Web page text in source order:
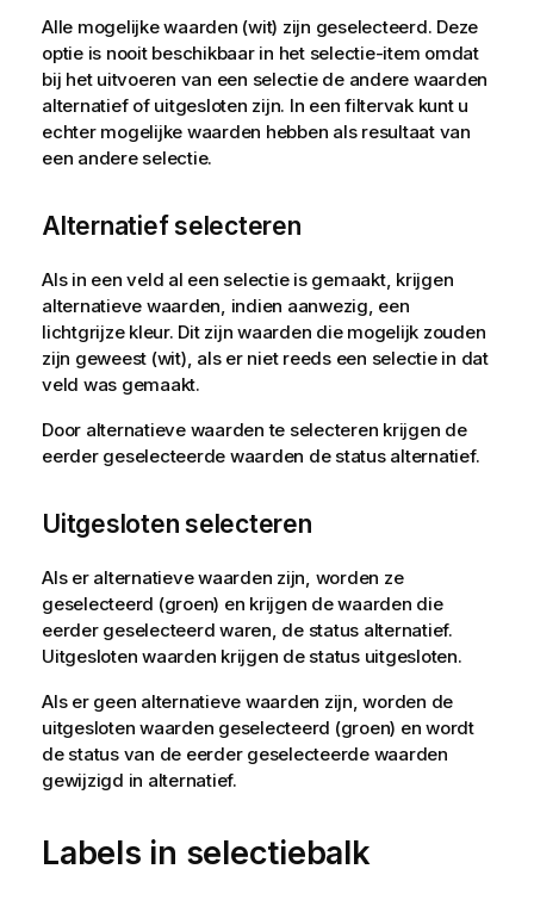
Alle mogelijke waarden (wit) zijn geselecteerd. Deze
optie is nooit beschikbaar in het selectie-item omdat
bij het uitvoeren van een selectie de andere waarden
alternatief of uitgesloten zijn. In een filtervak kunt u
echter mogelijke waarden hebben als resultaat van
een andere selectie.
Alternatief selecteren
Als in een veld al een selectie is gemaakt, krijgen
alternatieve waarden, indien aanwezig, een
lichtgrijze kleur. Dit zijn waarden die mogelijk zouden
zijn geweest (wit), als er niet reeds een selectie in dat
veld was gemaakt.
Door alternatieve waarden te selecteren krijgen de
eerder geselecteerde waarden de status alternatief.
Uitgesloten selecteren
Als er alternatieve waarden zijn, worden ze
geselecteerd (groen) en krijgen de waarden die
eerder geselecteerd waren, de status alternatief.
Uitgesloten waarden krijgen de status uitgesloten.
Als er geen alternatieve waarden zijn, worden de
uitgesloten waarden geselecteerd (groen) en wordt
de status van de eerder geselecteerde waarden
gewijzigd in alternatief.
Labels in selectiebalk